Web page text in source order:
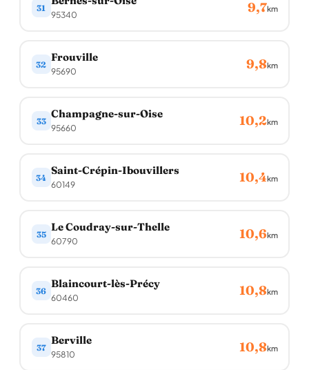
31
95340 9,7km
32
Frouville
95690 9,8km
33
Champagne-sur-Oise
95660 10,2km
34
Saint-Crépin-Ibouvillers
60149 10,4km
35
Le Coudray-sur-Thelle
60790 10,6km
36
Blaincourt-lès-Précy
60460 10,8km
37
Berville
95810 10,8km